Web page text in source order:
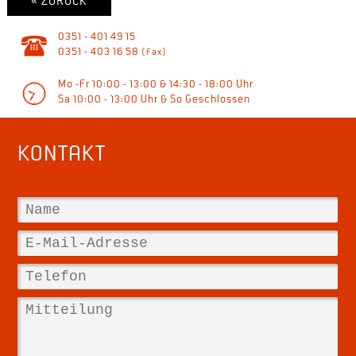
0351 - 401 49 15
0351 - 403 16 58 (Fax)
Mo -Fr 10:00 - 13:00 & 14:30 - 18:00 Uhr
Sa 10:00 - 13:00 Uhr & So Geschlossen
KONTAKT